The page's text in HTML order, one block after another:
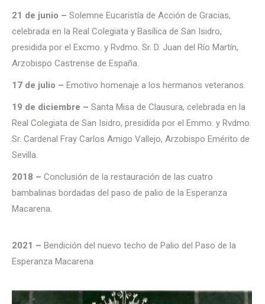
21 de junio – Solemne Eucaristía de Acción de Gracias,
celebrada en la Real Colegiata y Basílica de San Isidro,
presidida por el Excmo. y Rvdmo. Sr. D. Juan del Río Martín,
Arzobispo Castrense de España.
17 de julio – Emotivo homenaje a los hermanos veteranos.
19 de diciembre – Santa Misa de Clausura, celebrada en la
Real Colegiata de San Isidro, presidida por el Emmo. y Rvdmo.
Sr. Cardenal Fray Carlos Amigo Vallejo, Arzobispo Emérito de
Sevilla.
2018 – Conclusión de la restauración de las cuatro
bambalinas bordadas del paso de palio de la Esperanza
Macarena.
2021 – Bendición del nuevo techo de Palio del Paso de la
Esperanza Macarena.